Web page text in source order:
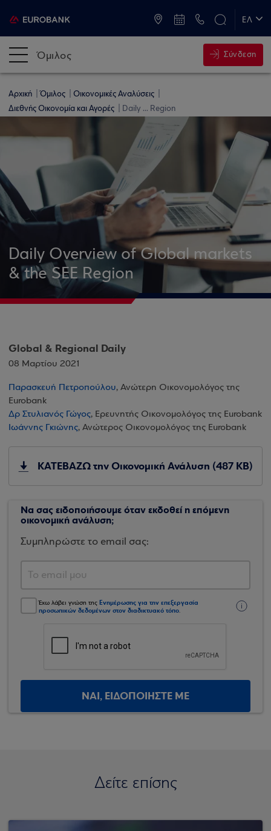
ΕΛ
Όμιλος Σύνδεση
Αρχική Όμιλος
Οικονομικές Αναλύσεις
Διεθνής Οικονομία και Αγορές
Daily ... Region
Daily Overview of Global markets
& the SEE Region
Global & Regional Daily
08 Μαρτίου 2021
Παρασκευή Πετροπούλου, Ανώτερη Οικονομολόγος της
Eurobank
Δρ Στυλιανός Γώγος, Ερευνητής Οικονομολόγος της Eurobank
Ιωάννης Γκιώνης, Ανώτερος Οικονομολόγος της Eurobank
ΚΑΤΕΒΑΖΩ την Οικονομική Ανάλυση (487 KB)
Να σας ειδοποιήσουμε όταν εκδοθεί η επόμενη
οικονομική ανάλυση;
Συμπληρώστε το email σας:
Έχω λάβει γνώση της Ενημέρωσης για την επεξεργασία
προσωπικών δεδομένων στον διαδικτυακό τόπο.
ΝΑΙ, ΕΙΔΟΠΟΙΗΣΤΕ ΜΕ
Δείτε επίσης